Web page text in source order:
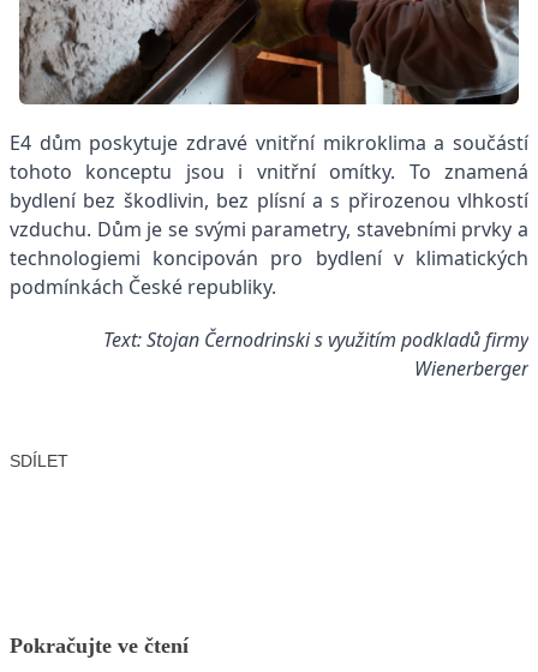
E4 dům poskytuje zdravé vnitřní mikroklima a součástí
tohoto konceptu jsou i vnitřní omítky. To znamená
bydlení bez škodlivin, bez plísní a s přirozenou vlhkostí
vzduchu. Dům je se svými parametry, stavebními prvky a
technologiemi koncipován pro bydlení v klimatických
podmínkách České republiky.
Text: Stojan Černodrinski s využitím podkladů firmy
Wienerberger
SDÍLET
Pokračujte ve čtení